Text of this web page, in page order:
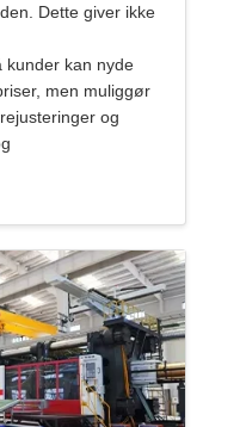
Dette giver ikke
kunder kan nyde
men muliggør
og